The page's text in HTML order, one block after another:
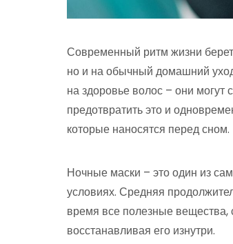
Современный ритм жизни
но и на обычный домашний
на здоровье волос – они
предотвратить это и
которые наносятся перед сном.
Ночные маски – это один из
условиях. Средняя
время все полезные вещества,
восстанавливая его изнутри.